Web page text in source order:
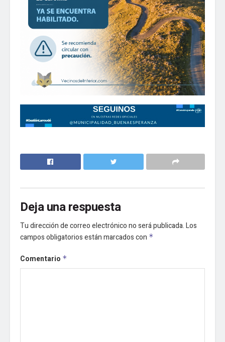
Deja una respuesta
Tu dirección de correo electrónico no será publicada.Los
campos obligatorios están marcados con *
Comentario *